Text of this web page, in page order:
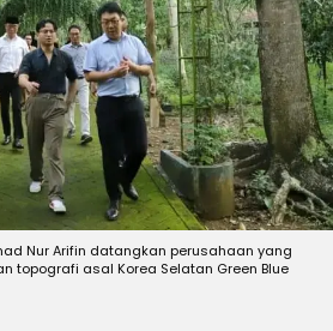
Nur Arifin datangkan perusahaan yang
topografi asal Korea Selatan Green Blue